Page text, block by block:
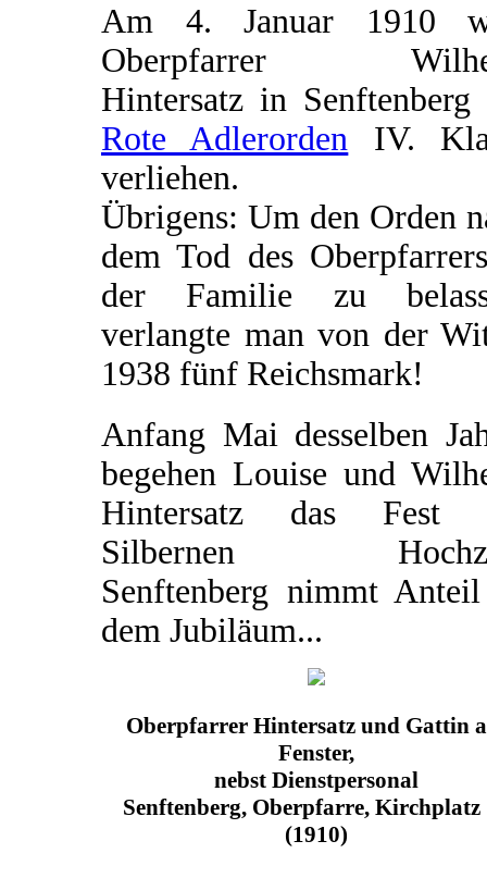
Am 4. Januar 1910
Oberpfarrer
Hintersatz in Senftenberg
Rote Adlerorden IV.
verliehen.
Übrigens: Um den Orden
dem Tod des
der Familie zu
verlangte man von der
1938 fünf Reichsmark!
Anfang Mai desselben
begehen Louise und
Hintersatz das Fest
Silbernen
Senftenberg nimmt
dem Jubiläum...
Oberpfarrer Hintersatz und Gattin
Fenster,
nebst Dienstpersonal
Senftenberg, Oberpfarre, Kirchplatz
(1910)